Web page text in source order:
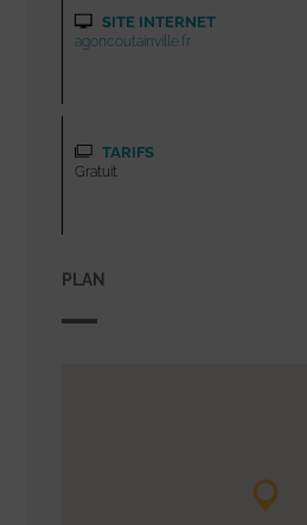
SITE INTERNET
agoncoutainville.fr
TARIFS
Gratuit
PLAN